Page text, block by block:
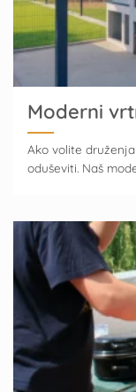
Moderni
Ako volite
oduševiti. Naš